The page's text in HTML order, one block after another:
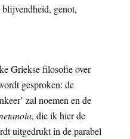
genot,
Griekse filosofie over
gesproken: de
zal noemen en de
, die ik hier de
uitgedrukt in de parabel